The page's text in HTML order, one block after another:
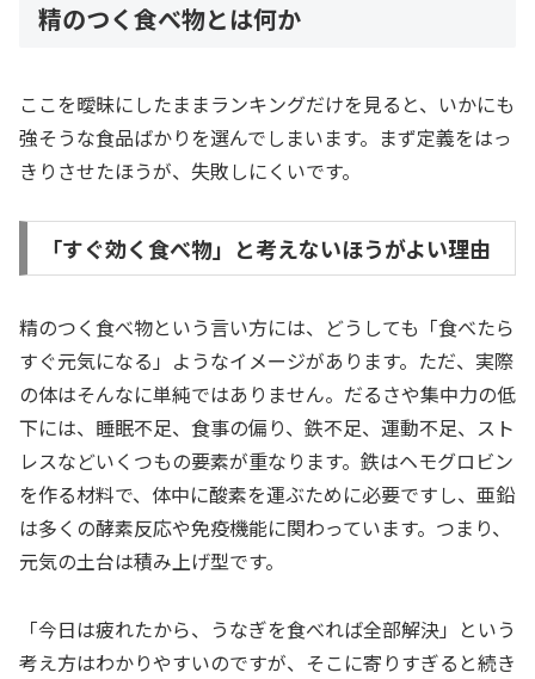
精のつく食べ物とは何か
ここを曖昧にしたままランキングだけを見ると、いかにも
強そうな食品ばかりを選んでしまいます。まず定義をはっ
きりさせたほうが、失敗しにくいです。
「すぐ効く食べ物」と考えないほうがよい理由
精のつく食べ物という言い方には、どうしても「食べたら
すぐ元気になる」ようなイメージがあります。ただ、実際
の体はそんなに単純ではありません。だるさや集中力の低
下には、睡眠不足、食事の偏り、鉄不足、運動不足、スト
レスなどいくつもの要素が重なります。鉄はヘモグロビン
を作る材料で、体中に酸素を運ぶために必要ですし、亜鉛
は多くの酵素反応や免疫機能に関わっています。つまり、
元気の土台は積み上げ型です。
「今日は疲れたから、うなぎを食べれば全部解決」という
考え方はわかりやすいのですが、そこに寄りすぎると続き